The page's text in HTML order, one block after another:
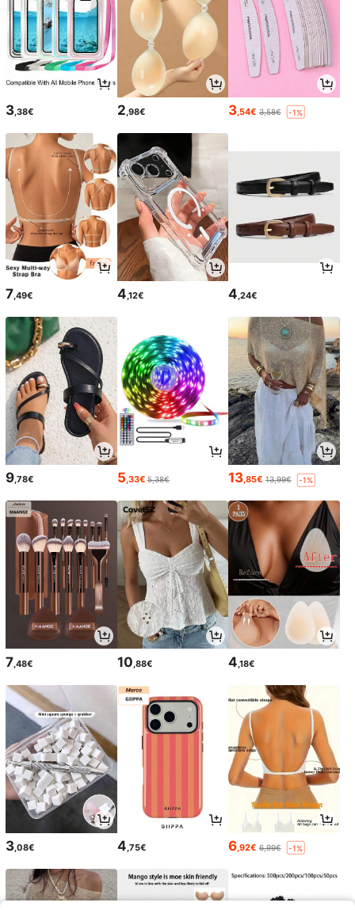
3 ,38€ 2 ,98€ 3 ,54€ 3,58€ -1%
7,49€ 4,12€ 4,24€
9,78€ 5,33€ 5,38€ 13,85€ 13,99€ -1%
7 ,48€ 10 ,88€ 4 ,18€
3 ,08€ 4 ,75€ 6 ,92€ 6,99€ -1%